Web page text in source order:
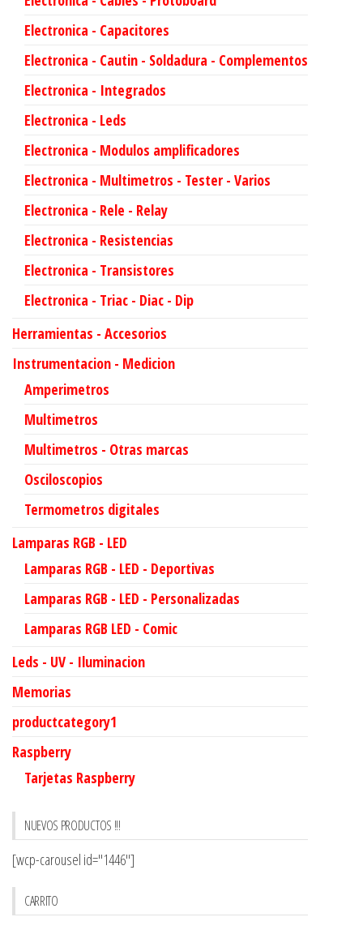
Electronica - Capacitores
Electronica - Cautin - Soldadura - Complementos
Electronica - Integrados
Electronica - Leds
Electronica - Modulos amplificadores
Electronica - Multimetros - Tester - Varios
Electronica - Rele - Relay
Electronica - Resistencias
Electronica - Transistores
Electronica - Triac - Diac - Dip
Herramientas - Accesorios
Instrumentacion - Medicion
Amperimetros
Multimetros
Multimetros - Otras marcas
Osciloscopios
Termometros digitales
Lamparas RGB - LED
Lamparas RGB - LED - Deportivas
Lamparas RGB - LED - Personalizadas
Lamparas RGB LED - Comic
Leds - UV - Iluminacion
Memorias
productcategory1
Raspberry
Tarjetas Raspberry
NUEVOS PRODUCTOS !!!
[wcp-carousel id="1446"]
CARRITO